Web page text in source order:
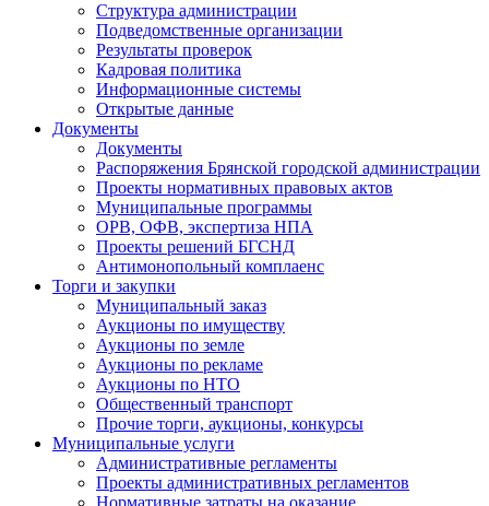
Структура администрации
Подведомственные организации
Результаты проверок
Кадровая политика
Информационные системы
Открытые данные
Документы
Документы
Распоряжения Брянской городской администрации
Проекты нормативных правовых актов
Муниципальные программы
ОРВ, ОФВ, экспертиза НПА
Проекты решений БГСНД
Антимонопольный комплаенс
Торги и закупки
Муниципальный заказ
Аукционы по имуществу
Аукционы по земле
Аукционы по рекламе
Аукционы по НТО
Общественный транспорт
Прочие торги, аукционы, конкурсы
Муниципальные услуги
Административные регламенты
Проекты административных регламентов
Нормативные затраты на оказание